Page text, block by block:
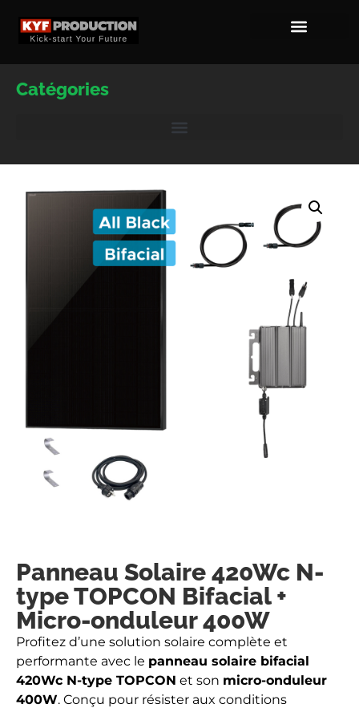
Catégories
Panneau Solaire 420Wc N-
type TOPCON Bifacial +
Micro-onduleur 400W
Profitez d’une solution solaire complète et
performante avec le panneau solaire bifacial
420Wc N-type TOPCON et son micro-onduleur
400W. Conçu pour résister aux conditions